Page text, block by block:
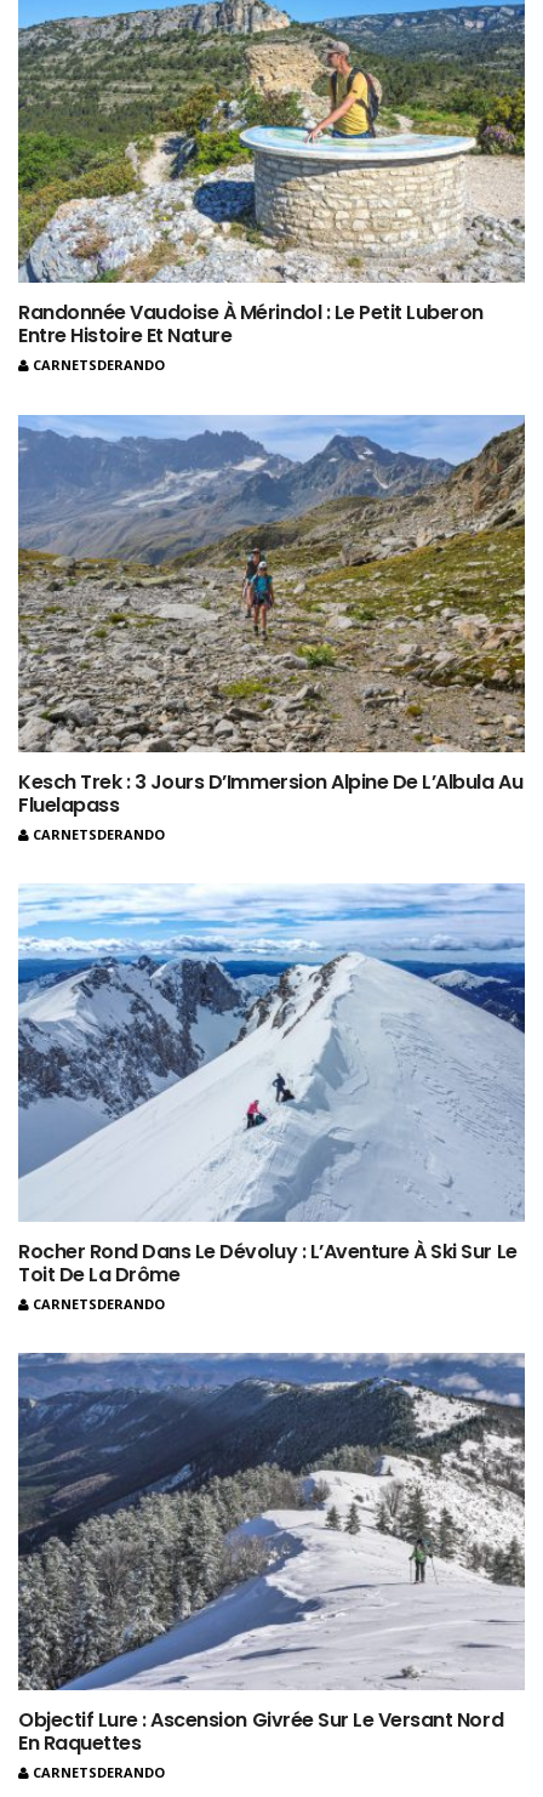
Randonnée Vaudoise À Mérindol : Le Petit Luberon
Entre Histoire Et Nature
CARNETSDERANDO
Kesch Trek : 3 Jours D’Immersion Alpine De L’Albula Au
Fluelapass
CARNETSDERANDO
Rocher Rond Dans Le Dévoluy : L’Aventure À Ski Sur Le
Toit De La Drôme
CARNETSDERANDO
Objectif Lure : Ascension Givrée Sur Le Versant Nord
En Raquettes
CARNETSDERANDO